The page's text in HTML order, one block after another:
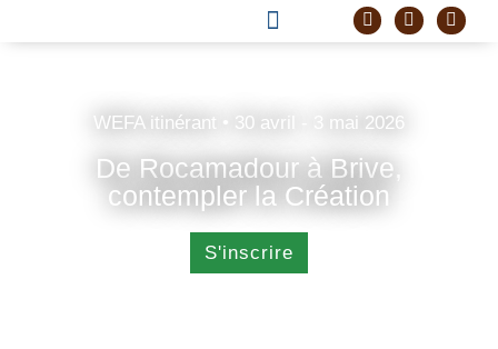
WEFA itinérant • 30 avril - 3 mai 2026
De Rocamadour à Brive,
contempler la Création
S'inscrire